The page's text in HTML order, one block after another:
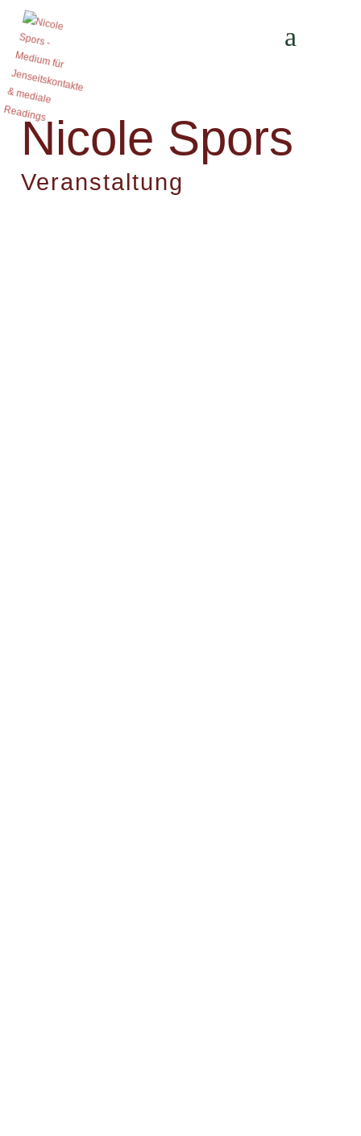
Nicole Spors
Veranstaltung